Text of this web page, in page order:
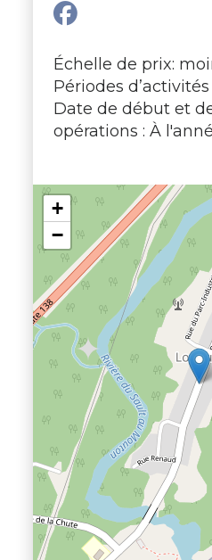
Échelle de prix:
Périodes d’activités
Date de début et
opérations : À
+
−